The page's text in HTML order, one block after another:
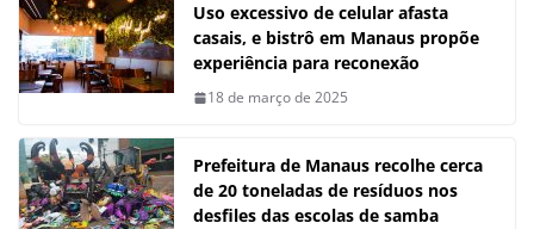
Uso excessivo de celular afasta
casais, e bistrô em Manaus propõe
experiência para reconexão
18 de março de 2025
Prefeitura de Manaus recolhe cerca
de 20 toneladas de resíduos nos
desfiles das escolas de samba